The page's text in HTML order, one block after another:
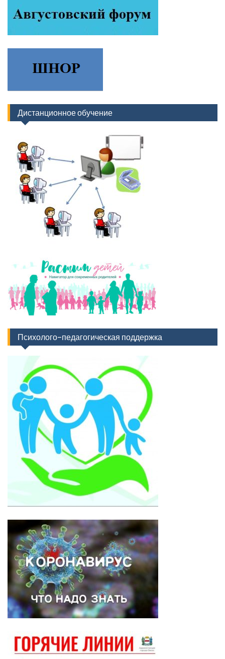
Дистанционное обучение
Психолого-педагогическая поддержка